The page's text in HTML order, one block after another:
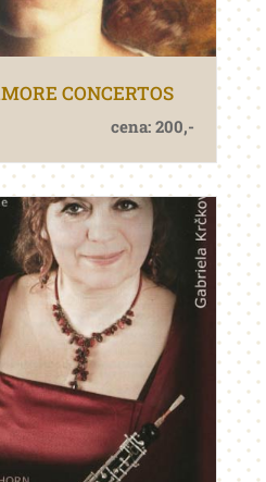
CONCERTOS
cena: 200,-